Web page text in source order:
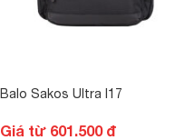
Balo Sakos Ultra I17
Giá từ 601.500 đ